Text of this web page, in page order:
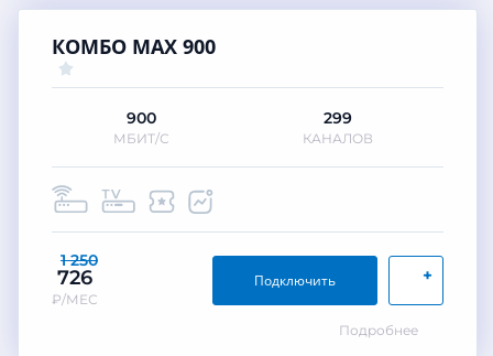
КОМБО MAX 900
900
МБИТ/С
299
КАНАЛОВ
1 250
726
₽/МЕС
+
Подключить
Подробнее